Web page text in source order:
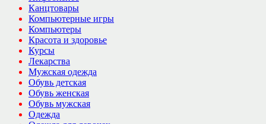
Канцтовары
Компьютерные игры
Компьютеры
Красота и здоровье
Курсы
Лекарства
Мужская одежда
Обувь детская
Обувь женская
Обувь мужская
Одежда